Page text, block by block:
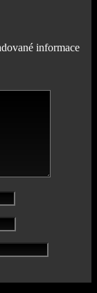
informace